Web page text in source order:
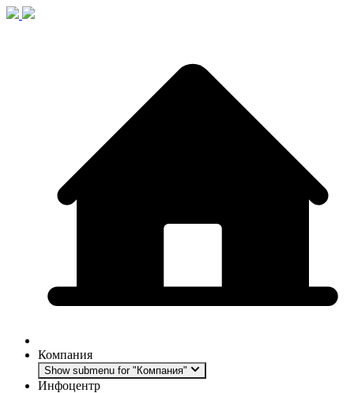
Компания
Show submenu for "Компания"
Инфоцентр